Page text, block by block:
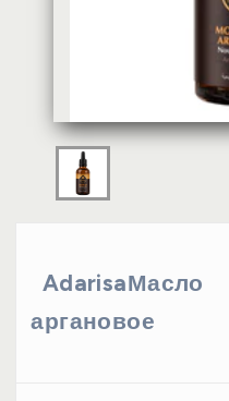
AdarisaМасло
аргановое